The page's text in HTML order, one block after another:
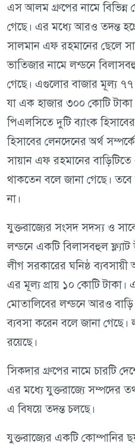
এস আলম গ্রুপের নামে বিভিন্ন
গেছে। এর মধ্যে আরও তদন্ত
সালমান এফ রহমানের ছেলে
ভাতিজার নামে লন্ডনে
গেছে। এগুলোর বাজার মূল্য ৭৭
যা এক হাজার ৩০০ কোটি
পিএলসিতে দুটি ব্যাংক
হিসাবের লেনদেনের অর্থ
সায়ান এফ রহমানের
থাকতেন বলে জানা গেছে।
না।
যুক্তরাজ্যের সংসদ সদস্য ও
লন্ডনে একটি বিলাসবহুল
লীগ সরকারের ঘনিষ্ঠ
এর মূল্য প্রায় ১০ কোটি টাকা।
মোতালিবের লন্ডনে আরও বাড়ি
ব্যবসা করেন বলে জানা গেছে।
রয়েছে।
সিকদার গ্রুপের নামে চারটি
এর মধ্যে যুক্তরাজ্যে সম্পদের
এ বিষয়ে তদন্ত চলছে।
যুক্তরাজ্যের একটি কোম্পানির